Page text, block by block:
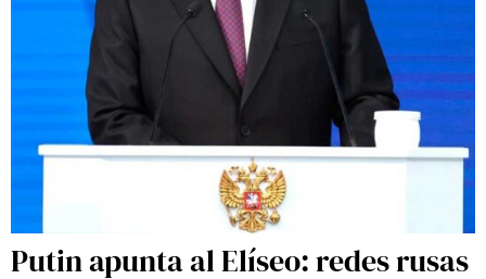
Putin apunta al Elíseo: redes rusas